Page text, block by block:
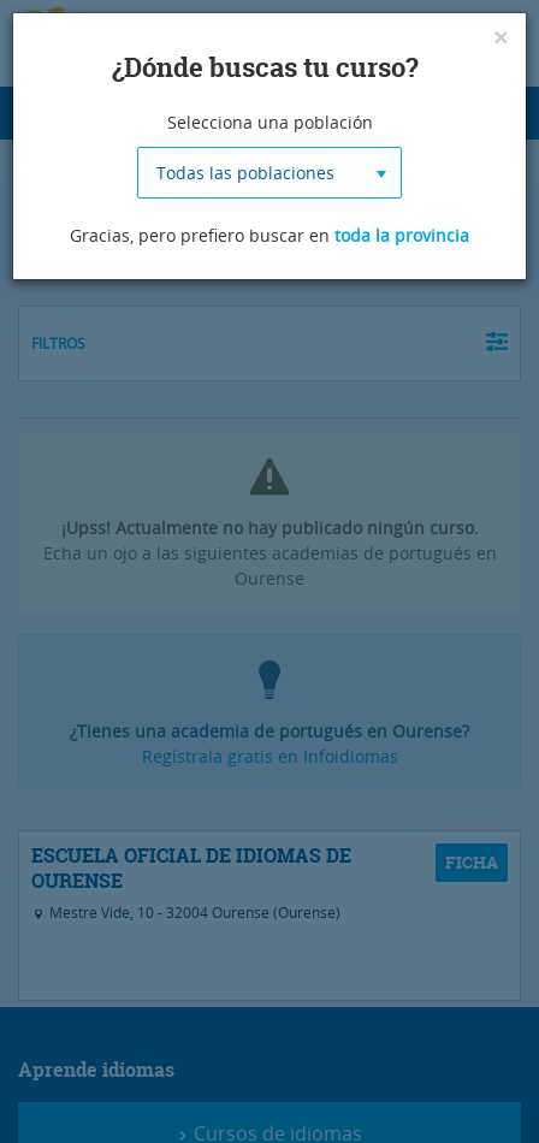
Cursos de portugués en Ourense
FILTROS
¡Upss! Actualmente no hay publicado ningún curso.
Echa un ojo a las siguientes academias de portugués en
Ourense
¿Tienes una academia de portugués en Ourense?
Regístrala gratis en Infoidiomas
ESCUELA OFICIAL DE IDIOMAS DE
OURENSE
Mestre Vide, 10 - 32004 Ourense (Ourense)
×
¿Dónde buscas tu curso?
Selecciona una población
Todas las poblaciones
Gracias, pero prefiero buscar en toda la provincia
Aprende idiomas
Cursos de idiomas